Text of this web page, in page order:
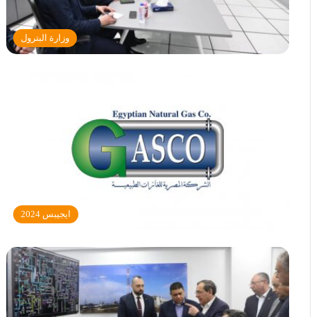
وزارة البترول
ايجيبس 2024